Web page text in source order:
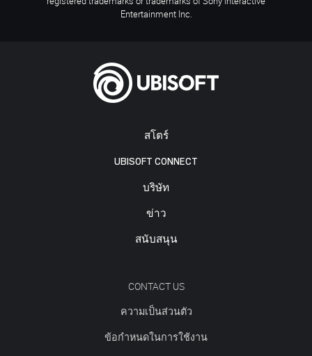
สโตร์
UBISOFT CONNECT
บริษัท
ข่าว
สนับสนุน
CONTACT US
ความเป็นส่วนตัว
ข้อกำหนดในการใช้งาน
Entertainment Inc.